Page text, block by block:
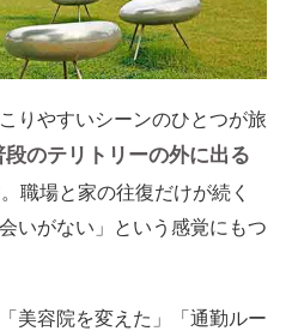
りやすいシーンのひとつが旅
段のテリトリーの外に出る
職場と家の往復だけが続く
いがない」という感覚にもつ
美容院を変えた」「通勤ルー